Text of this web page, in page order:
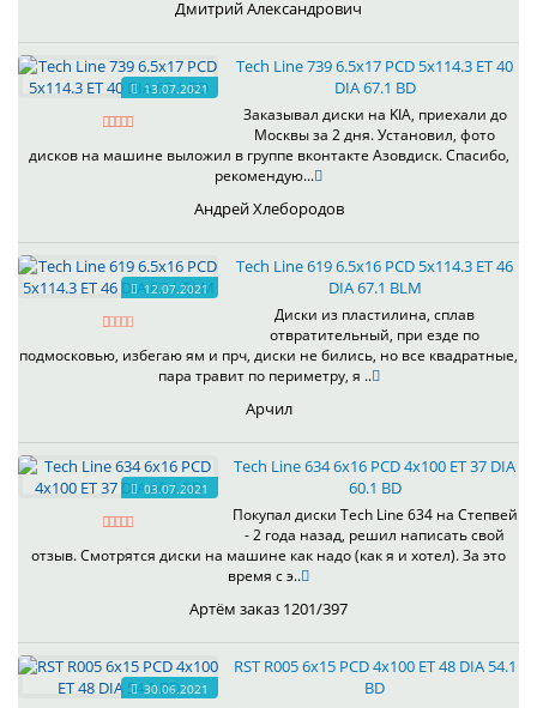
Дмитрий Александрович
13.07.2021
Tech Line 739 6.5x17 PCD 5x114.3 ET 40
DIA 67.1 BD
Заказывал диски на KIA, приехали до
Москвы за 2 дня. Установил, фото
дисков на машине выложил в группе вконтакте Азовдиск. Спасибо,
рекомендую...
Андрей Хлебородов
12.07.2021
Tech Line 619 6.5x16 PCD 5x114.3 ET 46
DIA 67.1 BLM
Диски из пластилина, сплав
отвратительный, при езде по
подмосковью, избегаю ям и прч, диски не бились, но все квадратные,
пара травит по периметру, я ..
Арчил
03.07.2021
Tech Line 634 6x16 PCD 4x100 ET 37 DIA
60.1 BD
Покупал диски Tech Line 634 на Степвей
- 2 года назад, решил написать свой
отзыв. Смотрятся диски на машине как надо (как я и хотел). За это
время с э..
Артём заказ 1201/397
30.06.2021
RST R005 6x15 PCD 4x100 ET 48 DIA 54.1
BD